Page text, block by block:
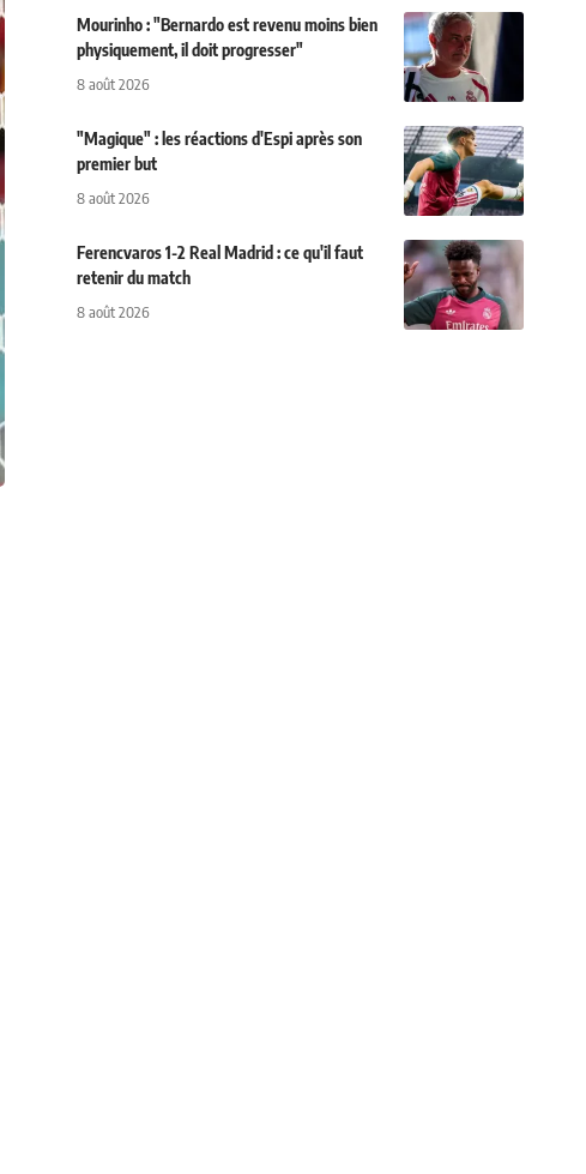
Mourinho : "Bernardo est revenu moins bien
physiquement, il doit progresser"
8 août 2026
"Magique" : les réactions d'Espi après son
premier but
8 août 2026
Ferencvaros 1-2 Real Madrid : ce qu'il faut
retenir du match
8 août 2026